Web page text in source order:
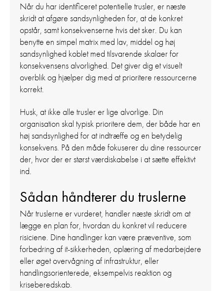
Når du har identificeret potentielle trusler, er næste
skridt at afgøre sandsynligheden for, at de konkret
opstår, samt konsekvenserne hvis det sker. Du kan
benytte en simpel matrix med lav, middel og høj
sandsynlighed koblet med tilsvarende skalaer for
konsekvensens alvorlighed. Det giver dig et visuelt
overblik og hjælper dig med at prioritere ressourcerne
korrekt.
Husk, at ikke alle trusler er lige alvorlige. Din
organisation skal typisk prioritere dem, der både har en
høj sandsynlighed for at indtræffe og en betydelig
konsekvens. På den måde fokuserer du dine ressourcer
der, hvor der er størst værdiskabelse i at sætte effektivt
ind.
Sådan håndterer du truslerne
Når truslerne er vurderet, handler næste skridt om at
lægge en plan for, hvordan du konkret vil reducere
risiciene. Dine handlinger kan være præventive, som
forbedring af it-sikkerheden, oplæring af medarbejdere
eller øget overvågning af infrastruktur, eller
handlingsorienterede, eksempelvis reaktion og
kriseberedskab.